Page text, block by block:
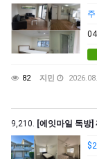
82 지민
9,210. [에잇마일 독방] 깨끗